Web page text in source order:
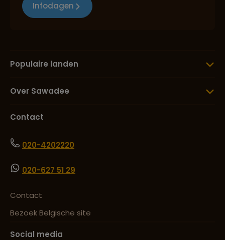
Infodagen
Populaire landen
Over Sawadee
Contact
020-4202220
020-627 51 29
Contact
Bezoek Belgische site
Social media